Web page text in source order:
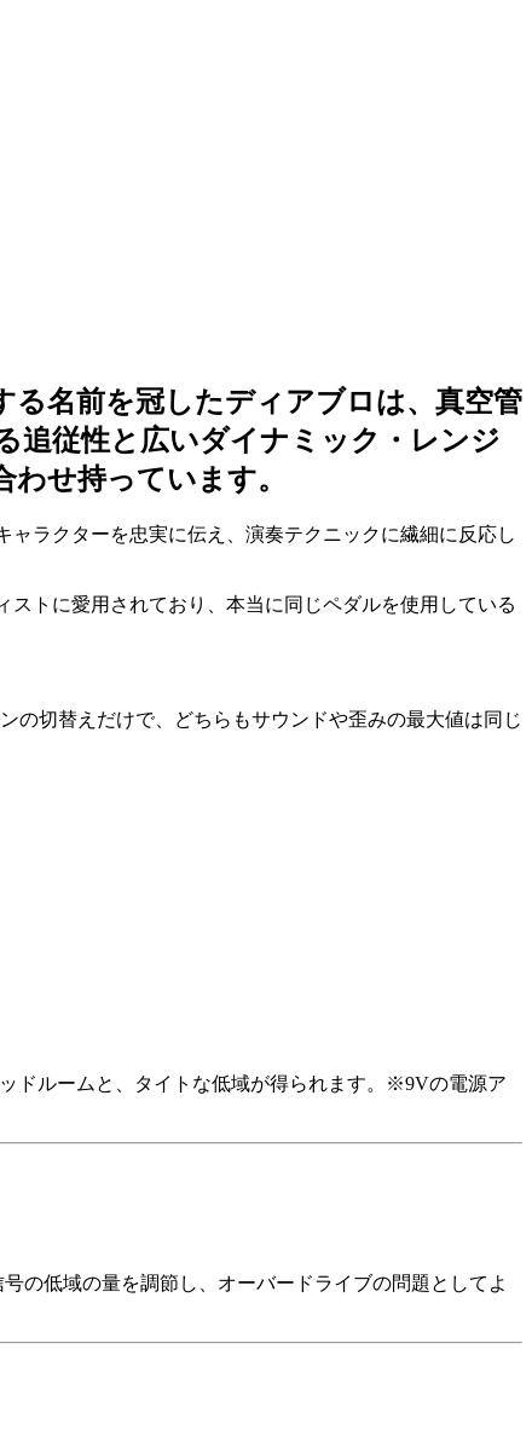
名前を冠したディアブロは、真空管
追従性と広いダイナミック・レンジ
せ持っています。
ラクターを忠実に伝え、演奏テクニックに繊細に反応し
トに愛用されており、本当に同じペダルを使用している
の切替えだけで、どちらもサウンドや歪みの最大値は同じ
ドルームと、タイトな低域が得られます。※9Vの電源ア
の低域の量を調節し、オーバードライブの問題としてよ